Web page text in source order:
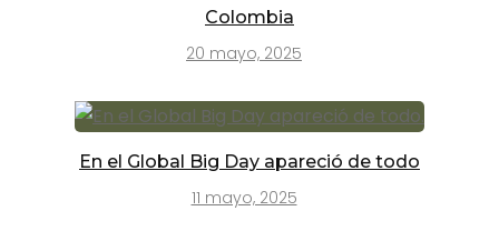
Colombia
20 mayo, 2025
En el Global Big Day apareció de todo
11 mayo, 2025